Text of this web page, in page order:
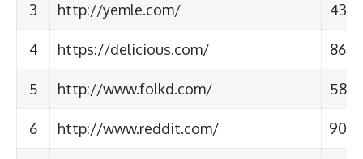
3 http://yemle.com/ 43
4 https://delicious.com/ 86
5 http://www.folkd.com/ 58
6 http://www.reddit.com/ 90